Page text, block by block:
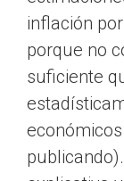
inflación
porque no
suficiente